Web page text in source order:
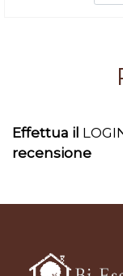
Effettua il
recensione